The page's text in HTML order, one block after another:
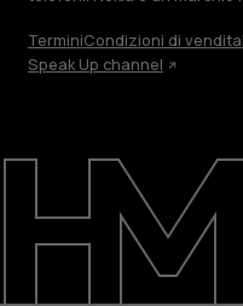
Ripara, riutilizza,
Sostenibilità
Assistenza
TerminiCondizioni di vendita
Speak Up channel